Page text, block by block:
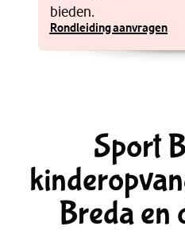
bieden.
Rondleiding aanvragen
Sport
Breda en